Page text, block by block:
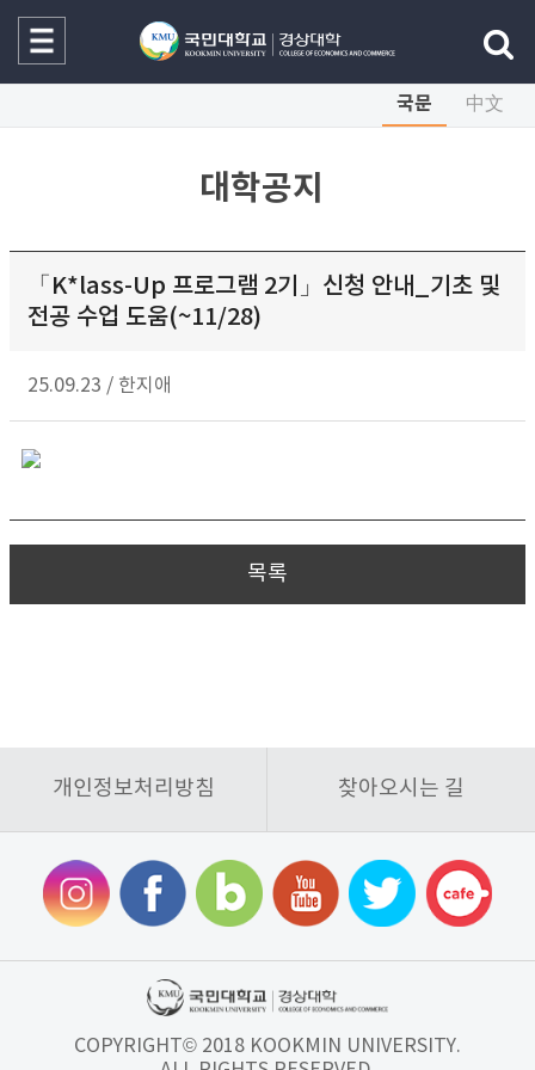
국문 中文
대학공지
「K*lass-Up 프로그램 2기」신청 안내_기초 및
전공 수업 도움(~11/28)
25.09.23 / 한지애
목록
개인정보처리방침 찾아오시는 길
COPYRIGHT© 2018 KOOKMIN UNIVERSITY.